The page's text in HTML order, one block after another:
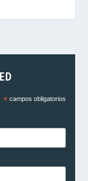
*campos obligatorios